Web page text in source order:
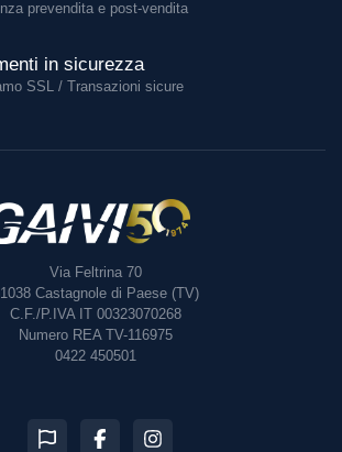
prevendita e post-vendita
in sicurezza
SSL / Transazioni sicure
Via Feltrina 70
Castagnole di Paese (TV)
C.F./P.IVA IT 00323070268
Numero REA TV-116975
0422 450501